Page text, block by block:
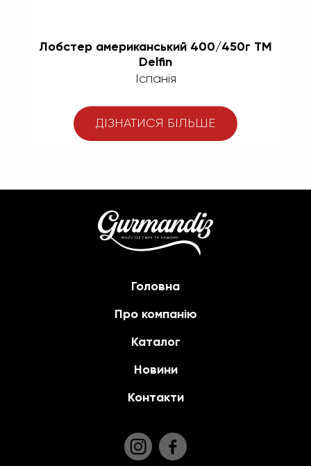
Лобстер американський 400/450г TM
Delfin
Іспанія
ДІЗНАТИСЯ БІЛЬШЕ
Головна
Про компанію
Каталог
Новини
Контакти